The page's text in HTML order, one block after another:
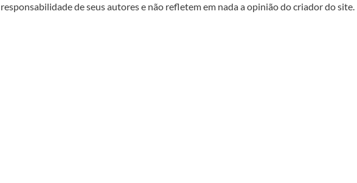
de seus autores e não refletem em nada a opinião do criador do site.